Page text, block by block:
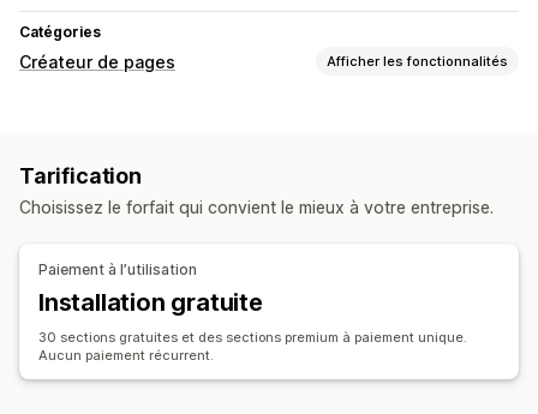
Catégories
Créateur de pages Afficher les fonctionnalités
Pages de contact
Pages d’erreur 404
Pages de presse Pages de carrières
Sections de thèmes
Outil d’édition
Pages de brouillon
Sections globales
Code personnalisé SEO
Tarification
Choisissez le forfait qui convient le mieux à votre entreprise.
Paiement à l’utilisation
Installation gratuite
30 sections gratuites et des sections premium à paiement unique.
Aucun paiement récurrent.